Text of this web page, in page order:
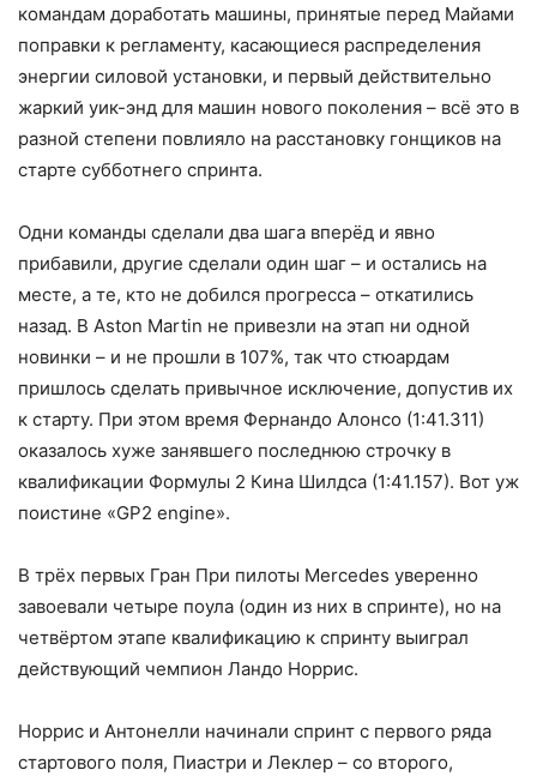
командам доработать машины, принятые перед Майами
поправки к регламенту, касающиеся распределения
энергии силовой установки, и первый действительно
жаркий уик-энд для машин нового поколения – всё это в
разной степени повлияло на расстановку гонщиков на
старте субботнего спринта.
Одни команды сделали два шага вперёд и явно
прибавили, другие сделали один шаг – и остались на
месте, а те, кто не добился прогресса – откатились
назад. В Aston Martin не привезли на этап ни одной
новинки – и не прошли в 107%, так что стюардам
пришлось сделать привычное исключение, допустив их
к старту. При этом время Фернандо Алонсо (1:41.311)
оказалось хуже занявшего последнюю строчку в
квалификации Формулы 2 Кина Шилдса (1:41.157). Вот уж
поистине «GP2 engine».
В трёх первых Гран При пилоты Mercedes уверенно
завоевали четыре поула (один из них в спринте), но на
четвёртом этапе квалификацию к спринту выиграл
действующий чемпион Ландо Норрис.
Норрис и Антонелли начинали спринт с первого ряда
стартового поля, Пиастри и Леклер – со второго,